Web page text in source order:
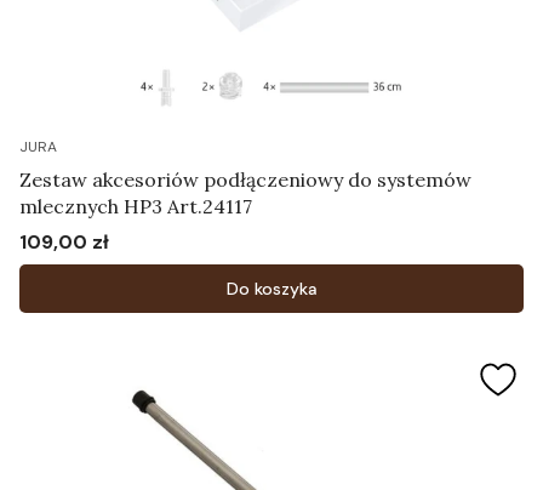
JURA
Zestaw akcesoriów podłączeniowy do systemów
mlecznych HP3 Art.24117
Cena
109,00 zł
Do koszyka